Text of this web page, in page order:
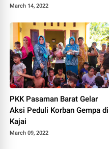
Total Rp1,5 Miliar
March 14, 2022
PKK Pasaman Barat Gelar
Aksi Peduli Korban Gempa di
Kajai
March 09, 2022